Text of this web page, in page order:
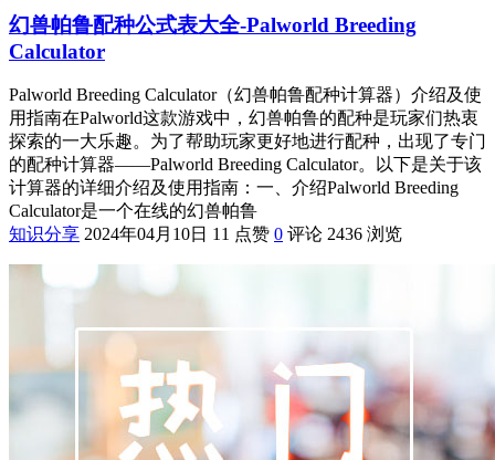
幻兽帕鲁配种公式表大全-Palworld Breeding
Calculator
Palworld Breeding Calculator（幻兽帕鲁配种计算器）介绍及使
用指南在Palworld这款游戏中，幻兽帕鲁的配种是玩家们热衷
探索的一大乐趣。为了帮助玩家更好地进行配种，出现了专门
的配种计算器——Palworld Breeding Calculator。以下是关于该
计算器的详细介绍及使用指南：一、介绍Palworld Breeding
Calculator是一个在线的幻兽帕鲁
知识分享 2024年04月10日 11 点赞 0 评论 2436 浏览